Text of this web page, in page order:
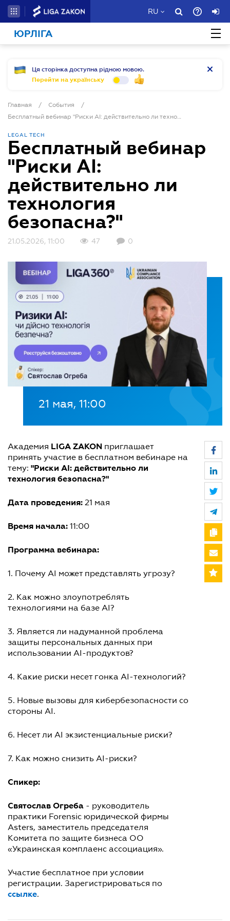
RU
ЮРЛІГА
Ця сторінка доступна рідною мовою.
Перейти на українську
Главная / События
/
Бесплатный вебинар "Риски AI: действительно ли технология безопасна?"
LEGAL TECH
Бесплатный вебинар
"Риски AI:
действительно ли
технология
безопасна?"
21.05.2026, 11:00 47 0
21 мая, 11:00
Академия LIGA ZAKON приглашает
принять участие в бесплатном вебинаре на
тему: "Риски AI: действительно ли
технология безопасна?"
Дата проведения: 21 мая
Время начала: 11:00
Программа вебинара:
1. Почему AI может представлять угрозу?
2. Как можно злоупотреблять
технологиями на базе AI?
3. Является ли надуманной проблема
защиты персональных данных при
использовании AI-продуктов?
4. Какие риски несет гонка AI-технологий?
5. Новые вызовы для кибербезопасности со
стороны AI.
6. Несет ли AI экзистенциальные риски?
7. Как можно снизить AI-риски?
Спикер:
Святослав Огреба - руководитель
практики Forensic юридической фирмы
Asters, заместитель председателя
Комитета по защите бизнеса ОО
«Украинская комплаенс ассоциация».
Участие бесплатное при условии
регистрации. Зарегистрироваться по
ссылке.